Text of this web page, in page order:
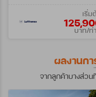
เริ่ม
บาท/ท่
ผลงานก
จากลูกค้าบางส่วน